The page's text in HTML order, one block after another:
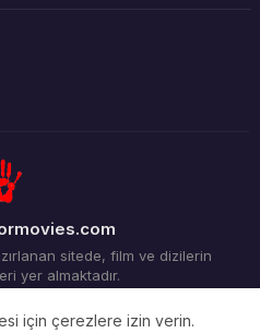
sitede, film ve dizilerin
yer almaktadır.
için çerezlere izin verin.